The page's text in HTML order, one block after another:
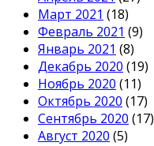
Март 2021 (18)
Февраль 2021 (9)
Январь 2021 (8)
Декабрь 2020 (19)
Ноябрь 2020 (11)
Октябрь 2020 (17)
Сентябрь 2020 (17)
Август 2020 (5)